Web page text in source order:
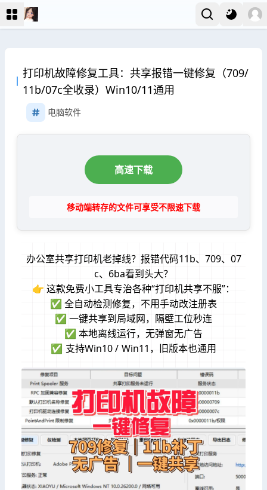
打印机故障修复工具：共享报错一键修复（709/
11b/07c全收录）Win10/11通用
电脑软件
高速下载
移动端转存的文件可享受不限速下载
办公室共享打印机老掉线？报错代码11b、709、07
c、6ba看到头大？
👉 这款免费小工具专治各种“打印机共享不服”：
✅ 全自动检测修复，不用手动改注册表
✅ 一键共享到局域网，隔壁工位秒连
✅ 本地离线运行，无弹窗无广告
✅ 支持Win10 / Win11，旧版本也通用